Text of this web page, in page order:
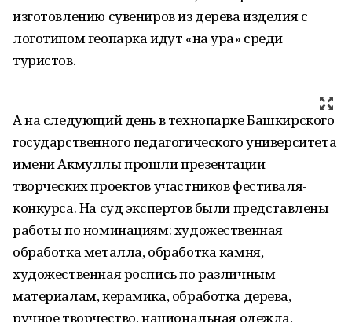
изготовлению сувениров из дерева изделия с
логотипом геопарка идут «на ура» среди
туристов.
А на следующий день в технопарке Башкирского
государственного педагогического университета
имени Акмуллы прошли презентации
творческих проектов участников фестиваля-
конкурса. На суд экспертов были представлены
работы по номинациям: художественная
обработка металла, обработка камня,
художественная роспись по различным
материалам, керамика, обработка дерева,
ручное творчество, национальная одежда,